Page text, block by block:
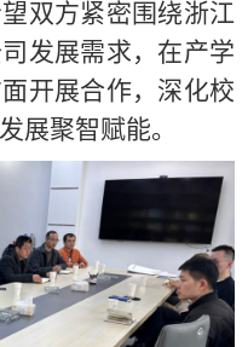
双方紧密围绕浙江
发展需求，在产学
开展合作，深化校
展聚智赋能。